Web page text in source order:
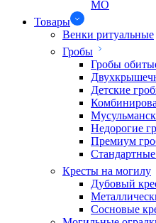
МО
Товары
Венки ритуальные
Гробы
Гробы
Детские
Недорогие
Премиум
Кресты на могилу
Дубовый
Сосновые